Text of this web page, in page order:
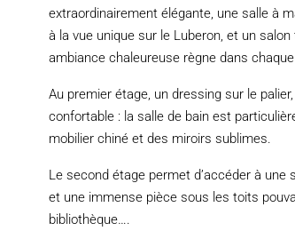
extraordinairement élégante, une salle à
à la vue unique sur le Luberon, et un
ambiance chaleureuse règne dans
Au premier étage, un dressing sur le
confortable : la salle de bain est
mobilier chiné et des miroirs sublimes.
Le second étage permet d’accéder à une
et une immense pièce sous les toits
bibliothèque….